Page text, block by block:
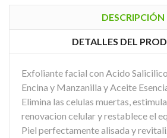
DESCRIPCIÓN
DETALLES DEL
Exfoliante facial con Acido
Encina y Manzanilla y Aceite
Elimina las celulas muertas,
renovacion celular y restablece el
Piel perfectamente alisada y